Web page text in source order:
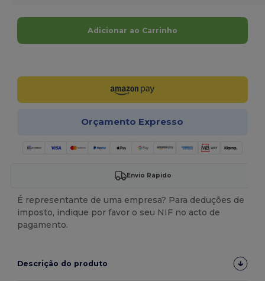
Adicionar ao Carrinho
Orçamento Expresso
Envio Rápido
É representante de uma empresa? Para deduções de
imposto, indique por favor o seu NIF no acto de
pagamento.
Descrição do produto